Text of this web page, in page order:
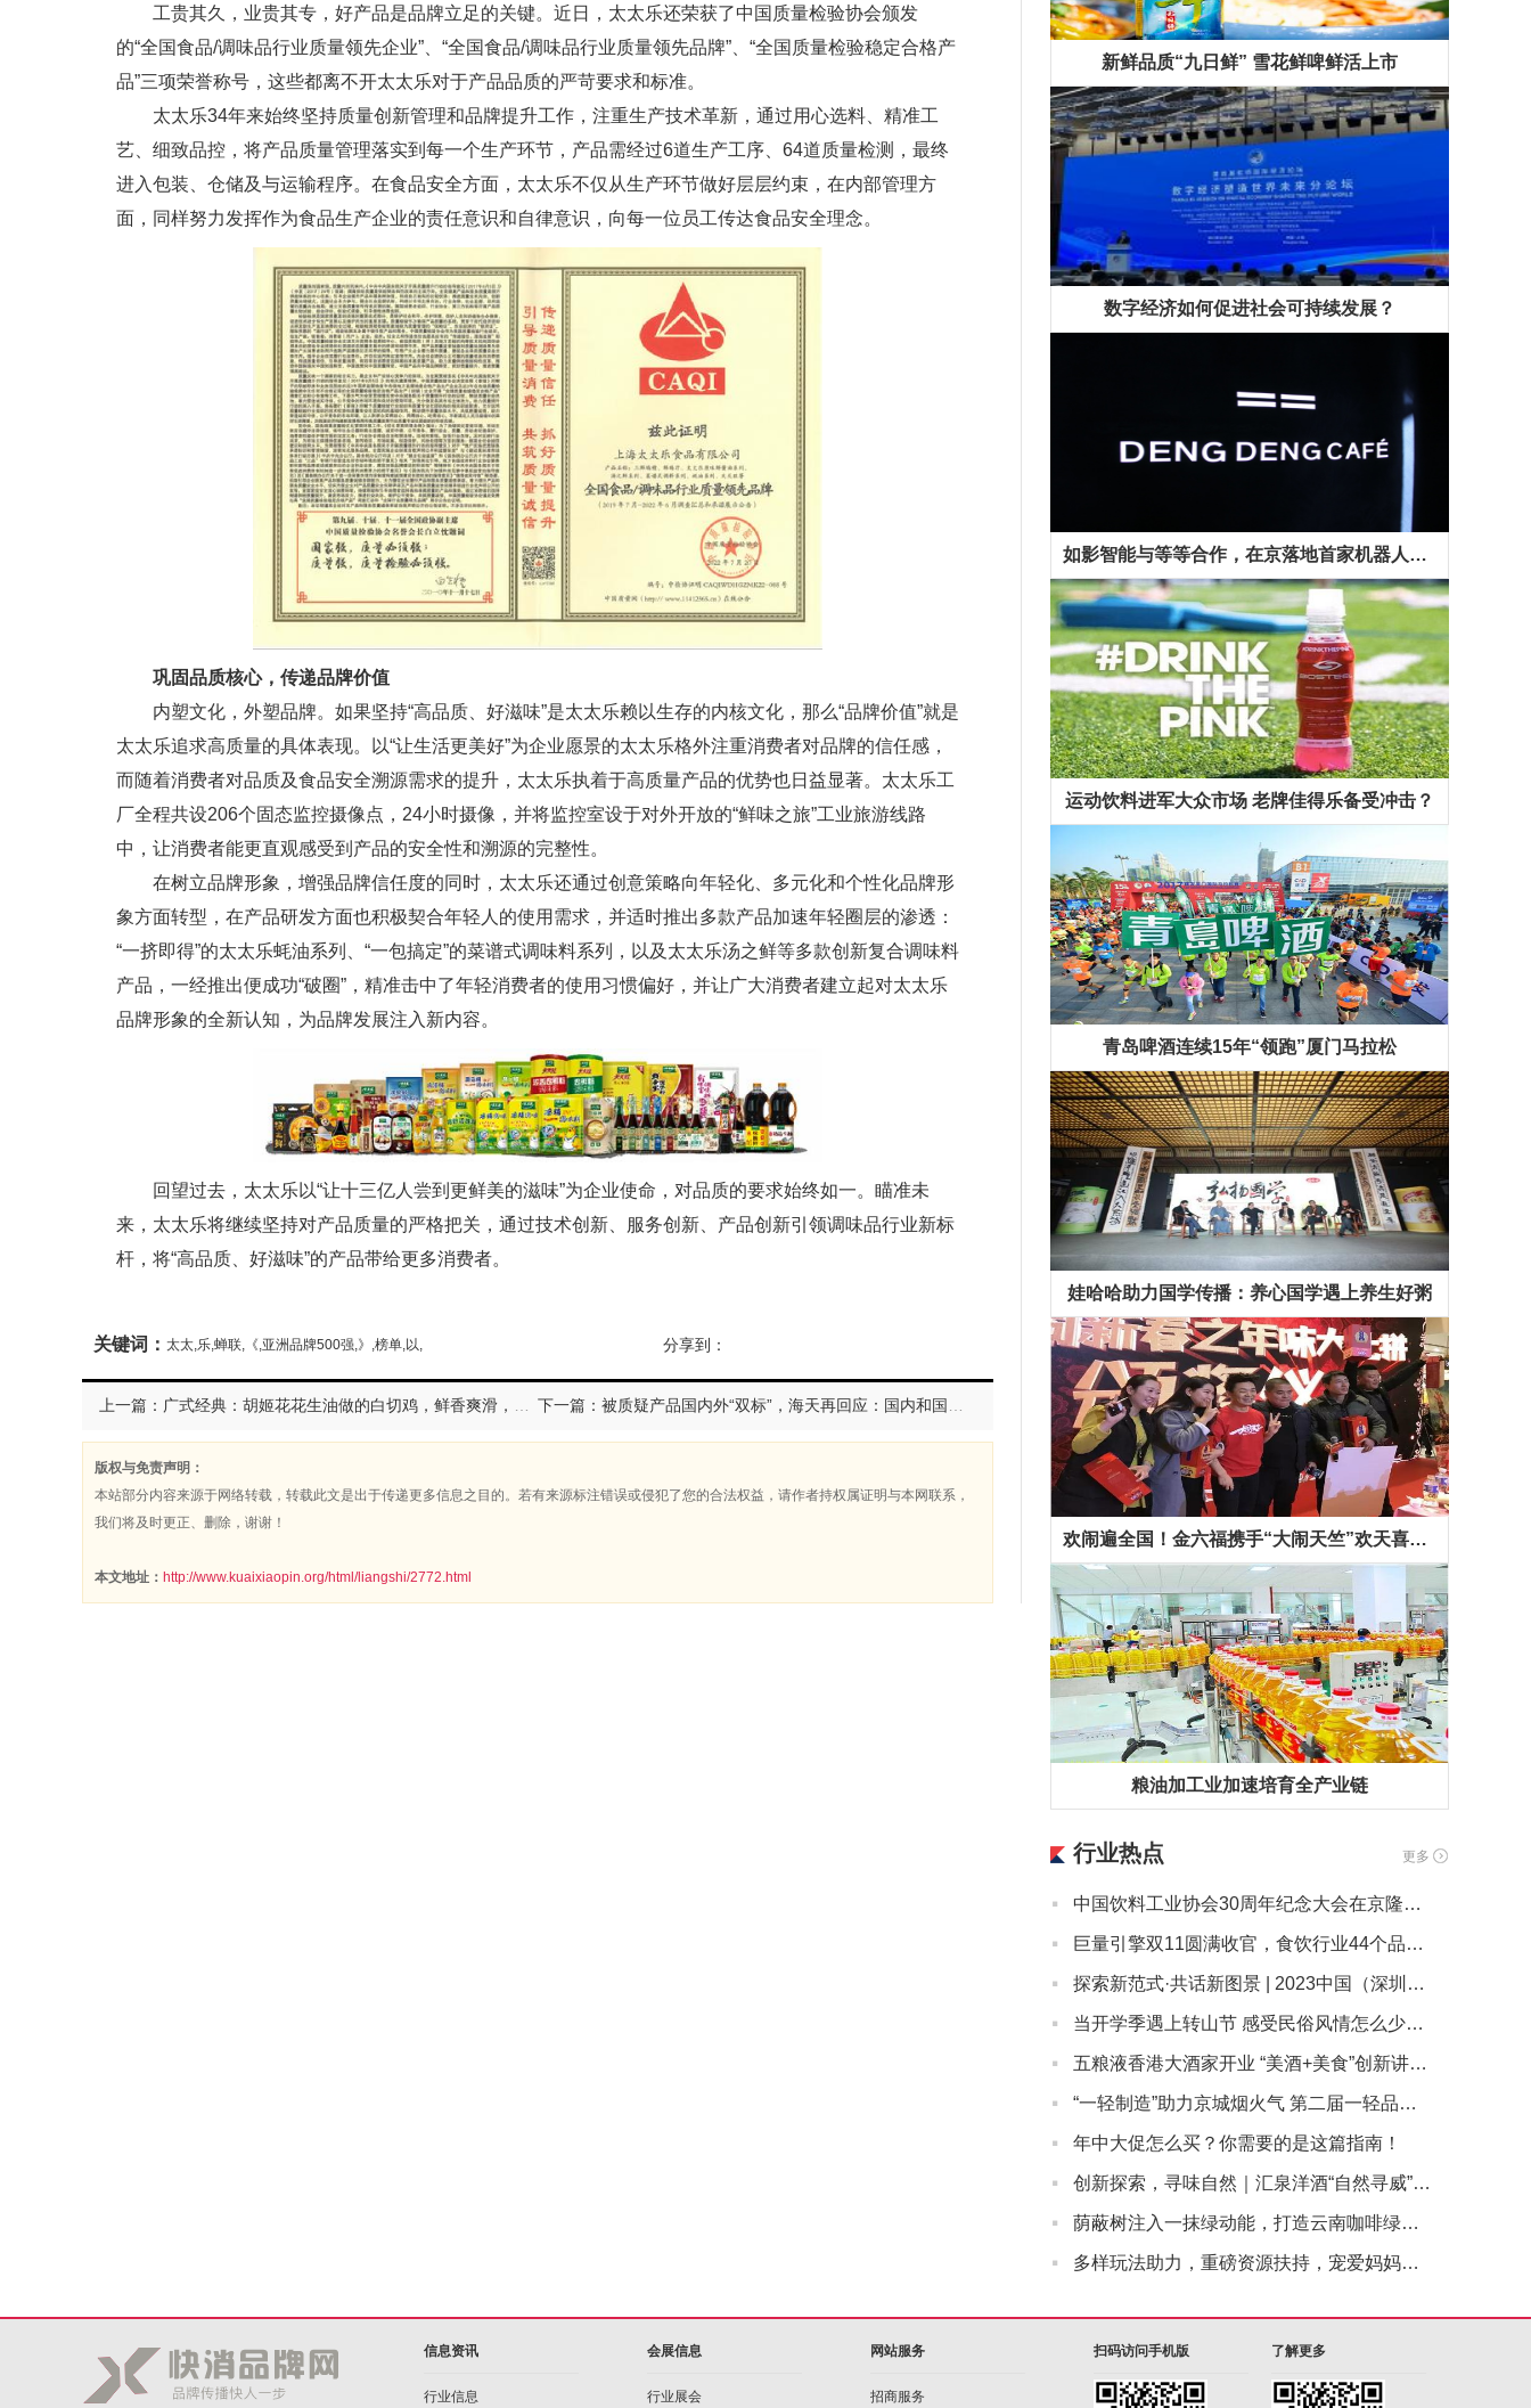
工贵其久，业贵其专，好产品是品牌立足的关键。近日，太太乐还荣获了中国质量检验协会颁发
的“全国食品/调味品行业质量领先企业”、“全国食品/调味品行业质量领先品牌”、“全国质量检验稳定合格产
品”三项荣誉称号，这些都离不开太太乐对于产品品质的严苛要求和标准。
太太乐34年来始终坚持质量创新管理和品牌提升工作，注重生产技术革新，通过用心选料、精准工
艺、细致品控，将产品质量管理落实到每一个生产环节，产品需经过6道生产工序、64道质量检测，最终
进入包装、仓储及与运输程序。在食品安全方面，太太乐不仅从生产环节做好层层约束，在内部管理方
面，同样努力发挥作为食品生产企业的责任意识和自律意识，向每一位员工传达食品安全理念。
巩固品质核心，传递品牌价值
内塑文化，外塑品牌。如果坚持“高品质、好滋味”是太太乐赖以生存的内核文化，那么“品牌价值”就是
太太乐追求高质量的具体表现。以“让生活更美好”为企业愿景的太太乐格外注重消费者对品牌的信任感，
而随着消费者对品质及食品安全溯源需求的提升，太太乐执着于高质量产品的优势也日益显著。太太乐工
厂全程共设206个固态监控摄像点，24小时摄像，并将监控室设于对外开放的“鲜味之旅”工业旅游线路
中，让消费者能更直观感受到产品的安全性和溯源的完整性。
在树立品牌形象，增强品牌信任度的同时，太太乐还通过创意策略向年轻化、多元化和个性化品牌形
象方面转型，在产品研发方面也积极契合年轻人的使用需求，并适时推出多款产品加速年轻圈层的渗透：
“一挤即得”的太太乐蚝油系列、“一包搞定”的菜谱式调味料系列，以及太太乐汤之鲜等多款创新复合调味料
产品，一经推出便成功“破圈”，精准击中了年轻消费者的使用习惯偏好，并让广大消费者建立起对太太乐
品牌形象的全新认知，为品牌发展注入新内容。
回望过去，太太乐以“让十三亿人尝到更鲜美的滋味”为企业使命，对品质的要求始终如一。瞄准未
来，太太乐将继续坚持对产品质量的严格把关，通过技术创新、服务创新、产品创新引领调味品行业新标
杆，将“高品质、好滋味”的产品带给更多消费者。
关键词： 太太,乐,蝉联,《,亚洲品牌500强,》,榜单,以, 分享到：
上一篇：广式经典：胡姬花花生油做的白切鸡，鲜香爽滑，鸡味十足！ 下一篇：被质疑产品国内外“双标”，海天再回应：国内和国际市场，公司均销售含食品添加剂的产品及不含食品添加剂的产品
版权与免责声明：
本站部分内容来源于网络转载，转载此文是出于传递更多信息之目的。若有来源标注错误或侵犯了您的合法权益，请作者持权属证明与本网联系，
我们将及时更正、删除，谢谢！
本文地址： http://www.kuaixiaopin.org/html/liangshi/2772.html
新鲜品质“九日鲜” 雪花鲜啤鲜活上市
数字经济如何促进社会可持续发展？
如影智能与等等合作，在京落地首家机器人咖啡馆
运动饮料进军大众市场 老牌佳得乐备受冲击？
青岛啤酒连续15年“领跑”厦门马拉松
娃哈哈助力国学传播：养心国学遇上养生好粥
欢闹遍全国！金六福携手“大闹天竺”欢天喜地拜早年！
粮油加工业加速培育全产业链
行业热点 更多
· 中国饮料工业协会30周年纪念大会在京隆重召开，康师傅受邀参会
· 巨量引擎双11圆满收官，食饮行业44个品牌GMV超千万
· 探索新范式·共话新图景 | 2023中国（深圳）新茶饮大会顺利启幕
· 当开学季遇上转山节 感受民俗风情怎么少的了金口健防蛀漱口水
· 五粮液香港大酒家开业 “美酒+美食”创新讲好中国白酒故事
· “一轻制造”助力京城烟火气 第二届一轻品牌嘉年华拉开帷幕
· 年中大促怎么买？你需要的是这篇指南！
· 创新探索，寻味自然｜汇泉洋酒“自然寻威”二次陈年威士忌体验活动举办
· 荫蔽树注入一抹绿动能，打造云南咖啡绿色经济发展强引擎
· 多样玩法助力，重磅资源扶持，宠爱妈妈，就左滑逛抖音商城
信息资讯
行业信息
会展信息
行业展会
网站服务
招商服务
扫码访问手机版 了解更多